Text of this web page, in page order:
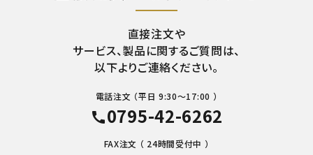
直接注文や
サービス、製品に関するご質問は、
以下よりご連絡ください。
電話注文 （平日 9:30～17:00 ）
call0795-42-6262
FAX注文 （ 24時間受付中 ）